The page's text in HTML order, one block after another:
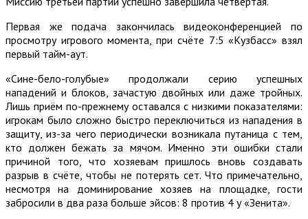
Первая же подача закончилась видеоконференцией по
просмотру игрового момента, при счёте 7:5 «Кузбасс» взял
первый тайм-аут.
«Сине-бело-голубые» продолжали серию успешных
нападений и блоков, зачастую двойных или даже тройных.
Лишь приём по-прежнему оставался с низкими показателями:
игрокам было сложно быстро переключиться из нападения в
защиту, из-за чего периодически возникала путаница с тем,
кто должен бежать за мячом. Именно эти ошибки стали
причиной того, что хозяевам пришлось вновь создавать
разрыв в счёте, чтобы не потерять сет. Что примечательно,
несмотря на доминирование хозяев на площадке, гости
забросили в два раза больше эйсов: 8 против 4 у «Зенита».